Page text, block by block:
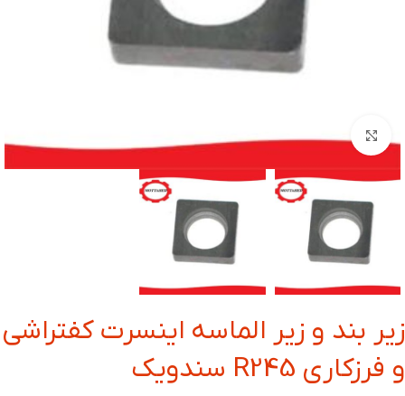
بزرگنمایی تصویر
زیر بند و زیر الماسه اینسرت کفتراشی
و فرزکاری R245 سندویک